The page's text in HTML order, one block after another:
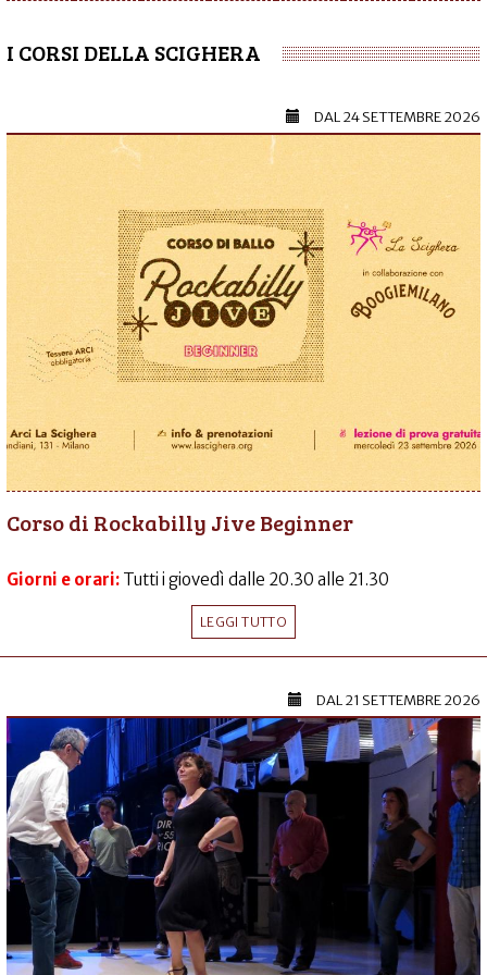
I CORSI DELLA SCIGHERA
DAL24 SETTEMBRE 2026
Corso di Rockabilly Jive Beginner
Giorni e orari: Tutti i giovedì dalle 20.30 alle 21.30
LEGGI TUTTO
DAL21 SETTEMBRE 2026